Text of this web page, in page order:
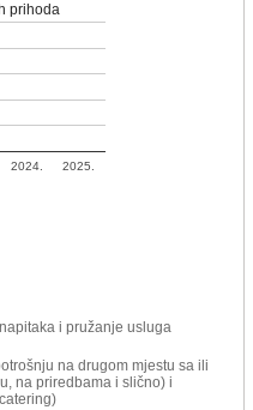
prihoda
2024. 2025.
i pružanje usluga
na drugom mjestu sa ili
na priredbama i slično) i